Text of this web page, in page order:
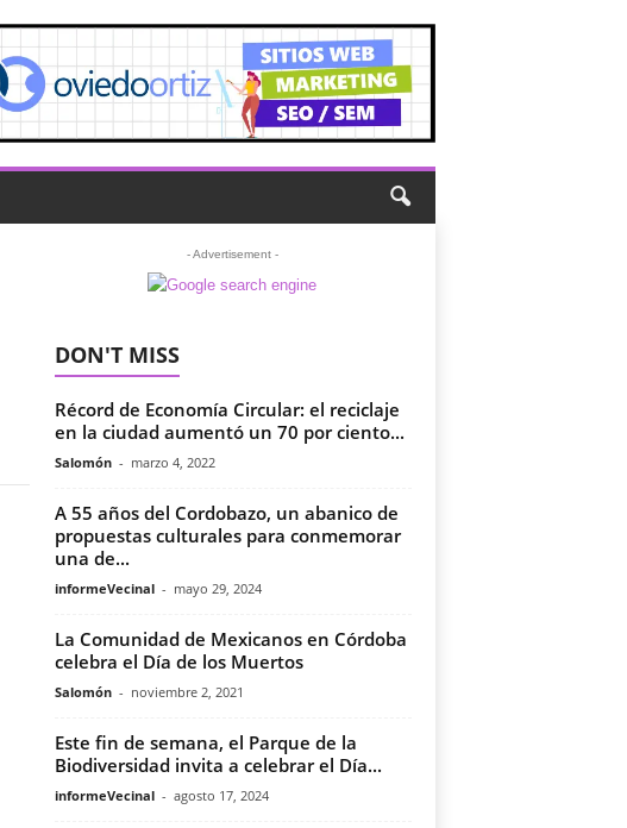
- Advertisement -
DON'T MISS
Récord de Economía Circular: el reciclaje
en la ciudad aumentó un 70 por ciento...
Salomón - marzo 4, 2022
A 55 años del Cordobazo, un abanico de
propuestas culturales para conmemorar
una de...
informeVecinal - mayo 29, 2024
La Comunidad de Mexicanos en Córdoba
celebra el Día de los Muertos
Salomón - noviembre 2, 2021
Este fin de semana, el Parque de la
Biodiversidad invita a celebrar el Día...
informeVecinal - agosto 17, 2024